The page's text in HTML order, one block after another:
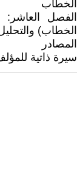
الخطاب
الفصل العاشر:
الخطاب)
المصادر
سيرة ذاتية